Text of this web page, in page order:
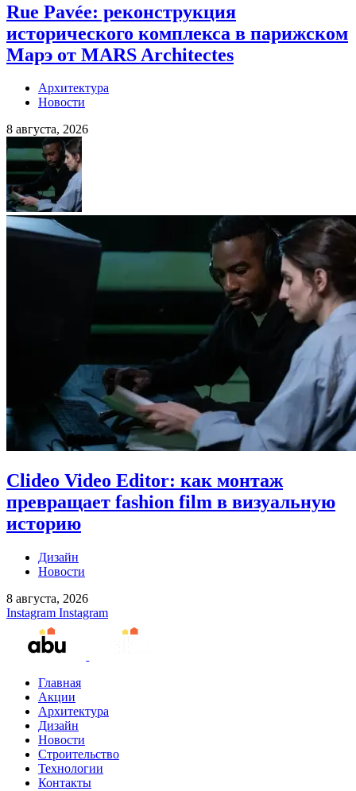
Rue Pavée: реконструкция
исторического комплекса в парижском
Марэ от MARS Architectes
Архитектура
Новости
8 августа, 2026
Clideo Video Editor: как монтаж
превращает fashion film в визуальную
историю
Дизайн
Новости
8 августа, 2026
Instagram Instagram
Главная
Акции
Архитектура
Дизайн
Новости
Строительство
Технологии
Контакты